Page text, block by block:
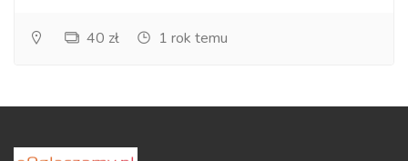
40 zł 1 rok temu